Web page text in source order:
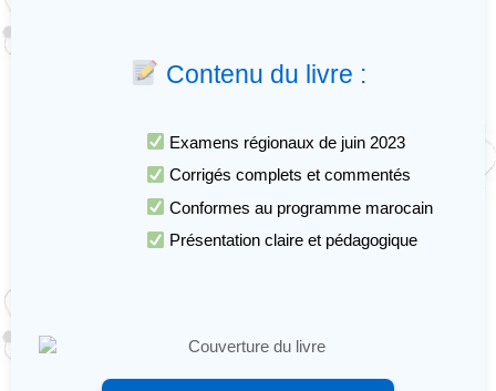
Contenu du livre :
Examens régionaux de juin 2023
Corrigés complets et commentés
Conformes au programme marocain
Présentation claire et pédagogique